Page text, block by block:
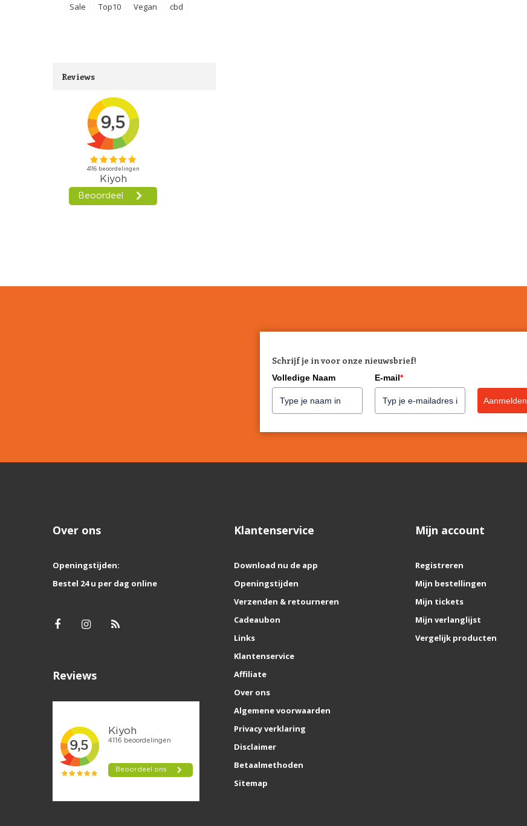
Sale
Top10 Vegan cbd
Reviews
Schrijf je in voor onze nieuwsbrief!
Volledige Naam E-mail*
Aanmelden
Over ons
Openingstijden:
Bestel 24 u per dag online
Reviews
Klantenservice
Download nu de app
Openingstijden
Verzenden & retourneren
Cadeaubon
Links
Klantenservice
Affiliate
Over ons
Algemene voorwaarden
Privacy verklaring
Disclaimer
Betaalmethoden
Sitemap
Mijn account
Registreren
Mijn bestellingen
Mijn tickets
Mijn verlanglijst
Vergelijk producten